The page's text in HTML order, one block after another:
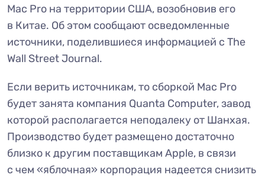
Mac Pro на территории США, возобновив его
в Китае. Об этом сообщают осведомленные
источники, поделившиеся информацией с The
Wall Street Journal.
Если верить источникам, то сборкой Mac Pro
будет занята компания Quanta Computer, завод
которой располагается неподалеку от Шанхая.
Производство будет размещено достаточно
близко к другим поставщикам Apple, в связи
с чем «яблочная» корпорация надеется снизить